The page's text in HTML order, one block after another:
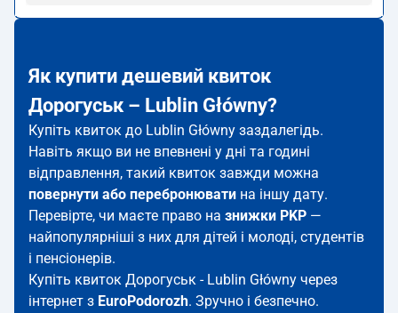
Як купити дешевий квиток
Дорогуськ – Lublin Główny?
Купіть квиток до Lublin Główny заздалегідь.
Навіть якщо ви не впевнені у дні та годині
відправлення, такий квиток завжди можна
повернути або перебронювати на іншу дату.
Перевірте, чи маєте право на знижки PKP —
найпопулярніші з них для дітей і молоді, студентів
і пенсіонерів.
Купіть квиток Дорогуськ - Lublin Główny через
інтернет з EuroPodorozh. Зручно і безпечно.